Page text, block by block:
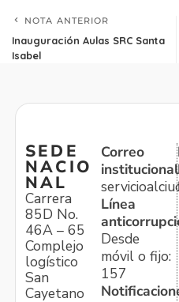
NOTA ANTERIOR
Inauguración Aulas SRC Santa
Isabel
SEDE
NACIO
NAL
Carrera
85D No.
46A – 65
Complejo
logístico
San
Cayetano
Correo
Línea
Desde
móvil o fijo:
157